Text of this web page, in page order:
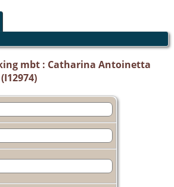
mbt : Catharina Antoinetta